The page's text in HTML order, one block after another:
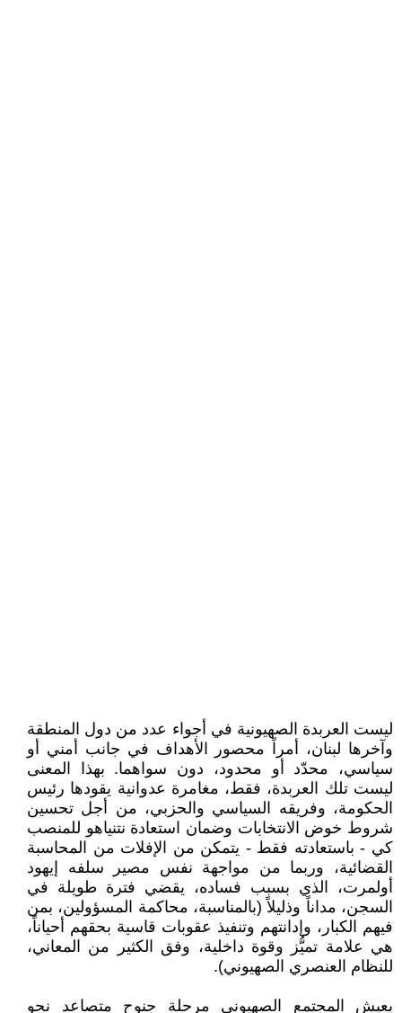
ليست العربدة الصهيونية في أجواء عدد من دول المنطقة
وآخرها لبنان، أمراً محصور الأهداف في جانب أمني أو
سياسي، محدّد أو محدود، دون سواهما. بهذا المعنى
ليست تلك العربدة، فقط، مغامرة عدوانية يقودها رئيس
الحكومة، وفريقه السياسي والحزبي، من أجل تحسين
شروط خوض الانتخابات وضمان استعادة نتنياهو للمنصب
كي - باستعادته فقط - يتمكن من الإفلات من المحاسبة
القضائية، وربما من مواجهة نفس مصير سلفه إيهود
أولمرت، الذي بسبب فساده، يقضي فترة طويلة في
السجن، مداناً وذليلاً (بالمناسبة، محاكمة المسؤولين، بمن
فيهم الكبار، وإدانتهم وتنفيذ عقوبات قاسية بحقهم أحياناً،
هي علامة تميُّز وقوة داخلية، وفق الكثير من المعاني،
للنظام العنصري الصهيوني).
يعيش المجتمع الصهيوني مرحلة جنوح متصاعد نحو